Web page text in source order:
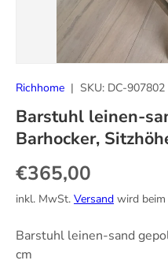
Richhome | SKU: DC-907802
Barstuhl leinen-
Barhocker,
Normaler Preis
€365,00
inkl. MwSt. Versand wird beim
Barstuhl leinen-sand
cm